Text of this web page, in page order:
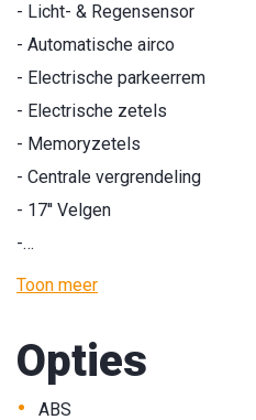
- Licht- & Regensensor
- Automatische airco
- Electrische parkeerrem
- Electrische zetels
- Memoryzetels
- Centrale vergrendeling
- 17'' Velgen
-…
Toon meer
Opties
• ABS